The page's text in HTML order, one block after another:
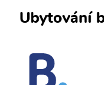
Ubytování